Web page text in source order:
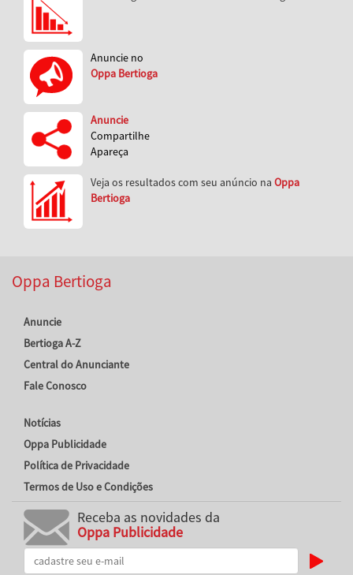
Anuncie no
Oppa Bertioga
Anuncie
Compartilhe
Apareça
Veja os resultados com seu anúncio na Oppa
Bertioga
Oppa Bertioga
Anuncie
Bertioga A-Z
Central do Anunciante
Fale Conosco
Notícias
Oppa Publicidade
Política de Privacidade
Termos de Uso e Condições
Receba as novidades da
Oppa Publicidade